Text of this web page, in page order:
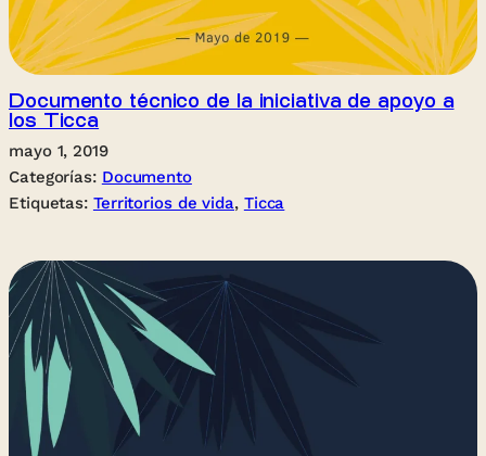
Documento técnico de la iniciativa de apoyo a
los Ticca
mayo 1, 2019
Categorías: Documento
Etiquetas: Territorios de vida, Ticca